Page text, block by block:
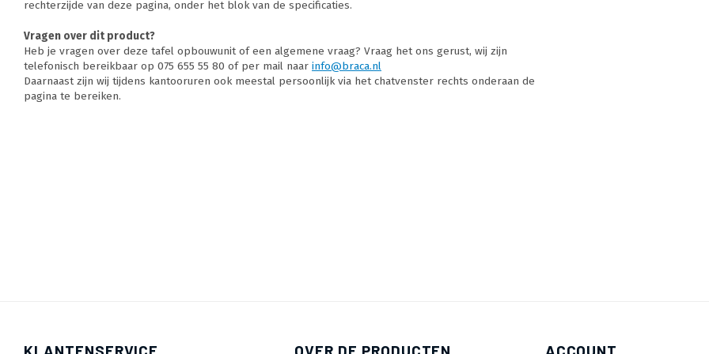
rechterzijde van deze pagina, onder het blok van de specificaties.
Vragen over dit product?
Heb je vragen over deze tafel opbouwunit of een algemene vraag? Vraag het ons gerust, wij zijn
telefonisch bereikbaar op 075 655 55 80 of per mail naar info@braca.nl
Daarnaast zijn wij tijdens kantooruren ook meestal persoonlijk via het chatvenster rechts onderaan de
pagina te bereiken.